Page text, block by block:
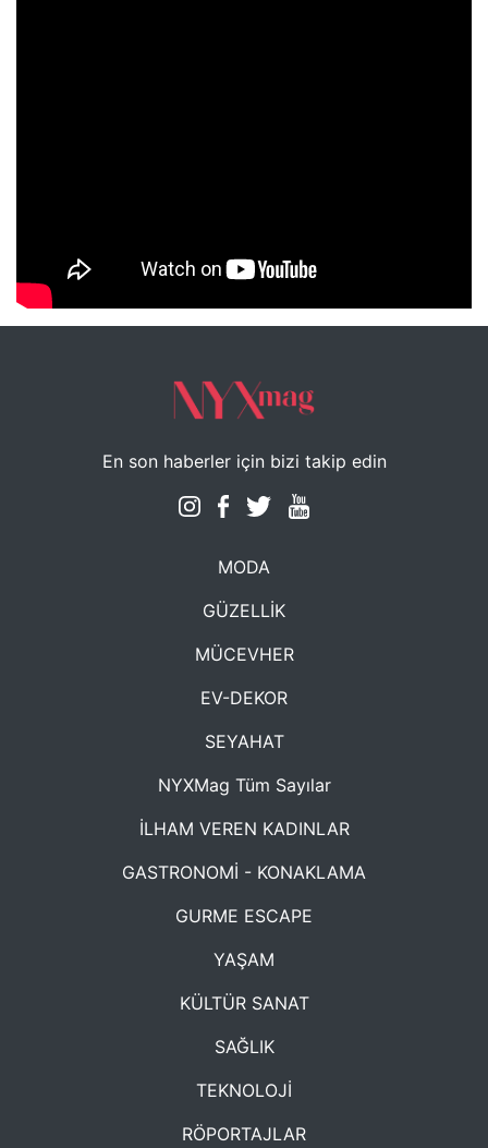
NYXmag 2. Yaş Kutlama Etkinliği
En son haberler için bizi takip edin
MODA
GÜZELLİK
MÜCEVHER
EV-DEKOR
SEYAHAT
NYXMag Tüm Sayılar
İLHAM VEREN KADINLAR
GASTRONOMİ - KONAKLAMA
GURME ESCAPE
YAŞAM
KÜLTÜR SANAT
SAĞLIK
TEKNOLOJİ
RÖPORTAJLAR